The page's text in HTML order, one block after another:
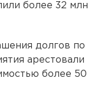
более 32 млн
долгов по
арестовали
более 50